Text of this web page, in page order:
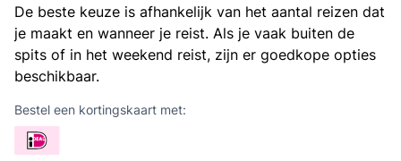
De beste keuze is afhankelijk van het aantal reizen dat
je maakt en wanneer je reist. Als je vaak buiten de
spits of in het weekend reist, zijn er goedkope opties
beschikbaar.
Bestel een kortingskaart met: